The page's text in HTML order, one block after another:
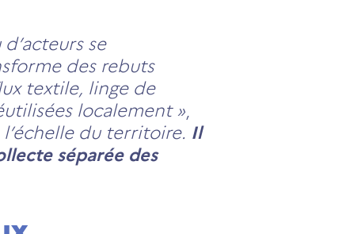
d’acteurs se
des rebuts
textile, linge de
localement »,
du territoire. Il
séparée des